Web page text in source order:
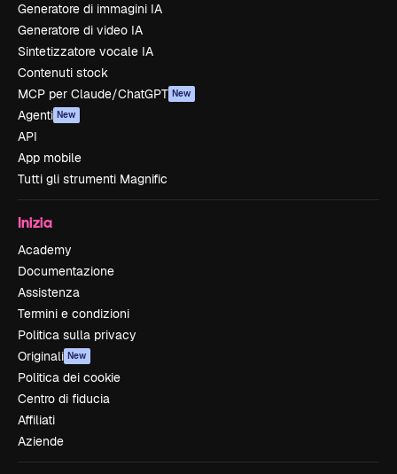
Generatore di immagini IA
Generatore di video IA
Sintetizzatore vocale IA
Contenuti stock
MCP per Claude/ChatGPT New
Agenti New
API
App mobile
Tutti gli strumenti Magnific
Inizia
Academy
Documentazione
Assistenza
Termini e condizioni
Politica sulla privacy
Originali New
Politica dei cookie
Centro di fiducia
Affiliati
Aziende